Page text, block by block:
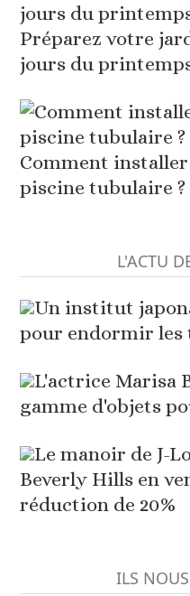
Préparez votre
jours du
Comment
piscine tubulaire ?
L'ACTU
Un institut
pour endormir
L'actrice Marisa
gamme d'objets
Le manoir de J-
Beverly Hills en
réduction de 20%
ILS